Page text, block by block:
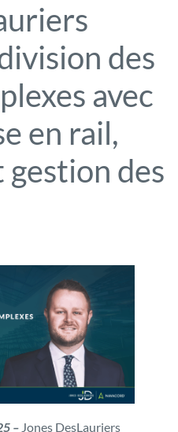
des
avec
en rail,
des
– Jones DesLauriers